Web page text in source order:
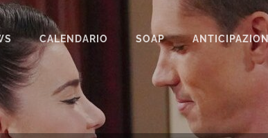
CALENDARIO SOAP
BEAUTIFUL
IL PARADISO DELLE SIGNORE
ANTICIPAZIONI